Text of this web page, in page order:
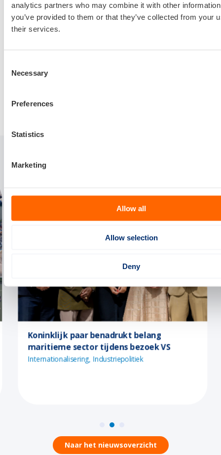
analytics partners who may combine it with other
you’ve provided to them or that they’ve collected from your
their services.
Selection
Necessary
Preferences
Statistics
Marketing
Allow all
Allow selection
Deny
Aangesloten leden van NML kunnen zitting nemen in de
Strategic Development Council. Voor niet-leden bestaat de
Bent u geïnteresseerd in een zetel in de Strategic
erwin@maritiemland.nl
16-04-2026
Koninklijk paar benadrukt belang
maritieme sector tijdens bezoek VS
Internationalisering Industriepolitiek
Naar het nieuwsoverzicht